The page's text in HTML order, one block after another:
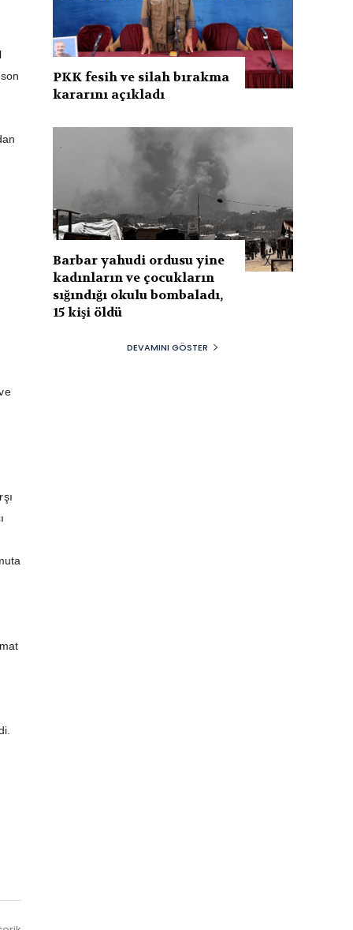
PKK fesih ve silah bırakma
kararını açıkladı
Barbar yahudi ordusu yine
kadınların ve çocukların
sığındığı okulu bombaladı,
15 kişi öldü
DEVAMINI GÖSTER